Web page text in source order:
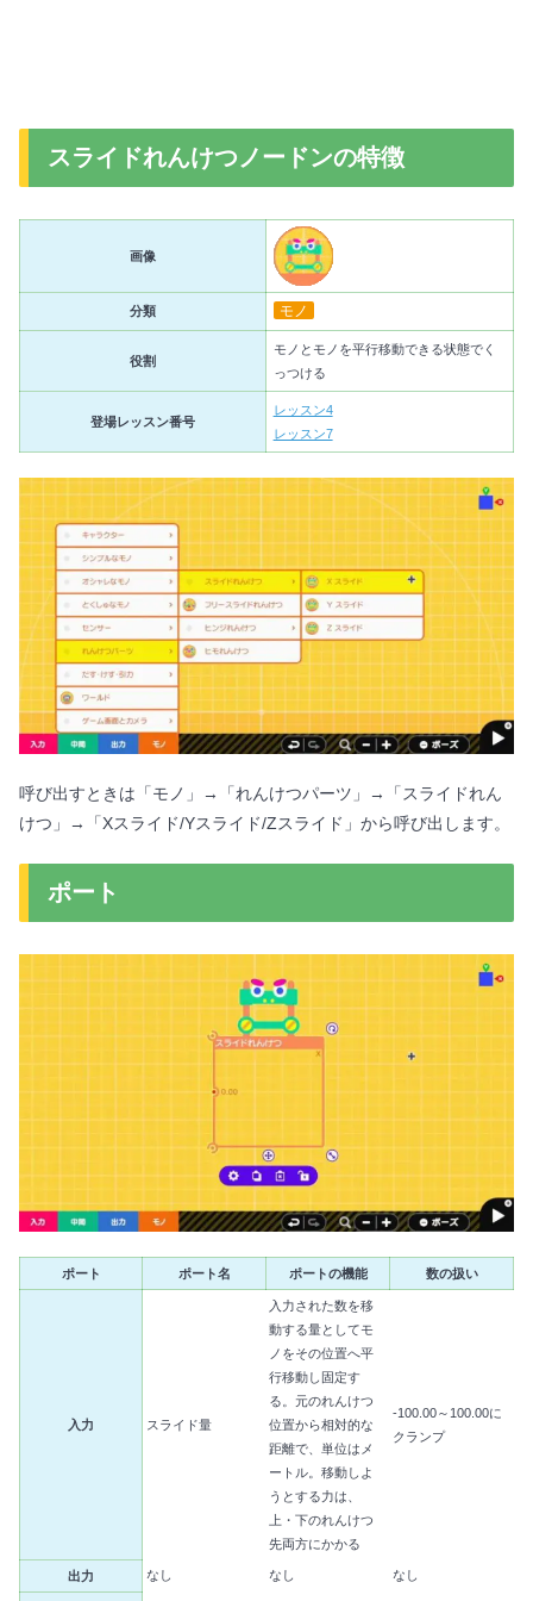
スライドれんけつノードンの特徴
画像
分類 モノ
役割
モノとモノを平行移動できる状態でく
っつける
登場レッスン番号
レッスン4
レッスン7
呼び出すときは「モノ」→「れんけつパーツ」→「スライドれん
けつ」→「Xスライド/Yスライド/Zスライド」から呼び出します。
ポート
ポート ポート名 ポートの機能 数の扱い
入力 スライド量
入力された数を移
動する量としてモ
ノをその位置へ平
行移動し固定す
る。元のれんけつ
位置から相対的な
距離で、単位はメ
ートル。移動しよ
うとする力は、
上・下のれんけつ
先両方にかかる
-100.00～100.00に
クランプ
出力 なし なし なし